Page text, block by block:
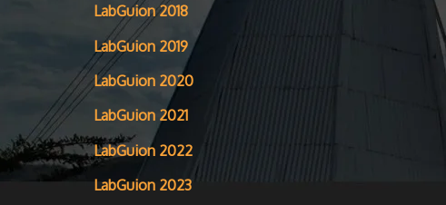
LabGuion 2018
LabGuion 2019
LabGuion 2020
LabGuion 2021
LabGuion 2022
LabGuion 2023